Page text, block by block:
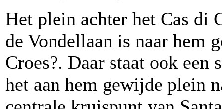
Het plein achter het Cas di
de Vondellaan is naar hem
Croes?. Daar staat ook een
het aan hem gewijde plein